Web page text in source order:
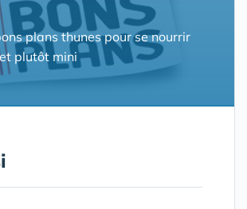
plans thunes pour se nourrir
plutôt mini